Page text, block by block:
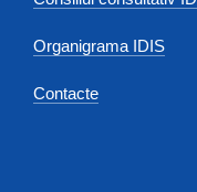
Organigrama IDIS
Contacte